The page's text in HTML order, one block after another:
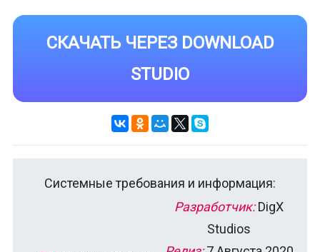
СКАЧАТЬ ЧЕРЕЗ DOWNLOAD
STUDIO
Системные требования и информация:
Разработчик:DigX
Studios